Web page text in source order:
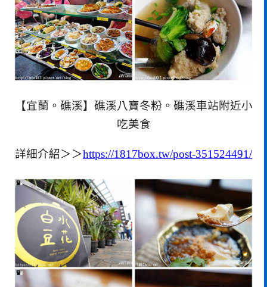
【宜蘭。礁溪】礁溪八寶冬粉。礁溪車站附近小
吃美食
詳細介紹＞＞https://1817box.tw/post-351524491/